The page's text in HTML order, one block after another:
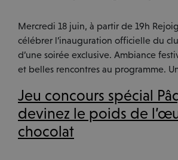
Mercredi 18 juin, à partir de 19h
célébrer l’inauguration officielle du
d’une soirée exclusive. Ambiance
et belles rencontres au programme.
Jeu concours spécial
devinez le poids de
chocolat